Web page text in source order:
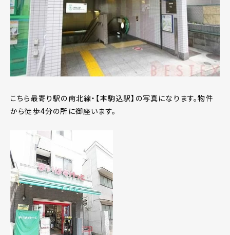
こちら最寄り駅の南北線・【本駒込駅】の写真になります。物件
から徒歩4分の所に御座います。